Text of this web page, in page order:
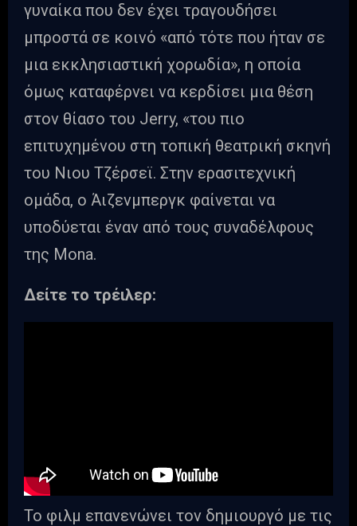
γυναίκα που δεν έχει τραγουδήσει
μπροστά σε κοινό «από τότε που ήταν σε
μια εκκλησιαστική χορωδία», η οποία
όμως καταφέρνει να κερδίσει μια θέση
στον θίασο του Jerry, «του πιο
επιτυχημένου στη τοπική θεατρική σκηνή
του Νιου Τζέρσεϊ. Στην ερασιτεχνική
ομάδα, ο Άιζενμπεργκ φαίνεται να
υποδύεται έναν από τους συναδέλφους
της Μοna.
Δείτε το τρέιλερ:
Το φιλμ επανενώνει τον δημιουργό με τις